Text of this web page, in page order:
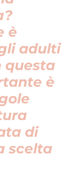
è
adulti
questa
è
di
scelta